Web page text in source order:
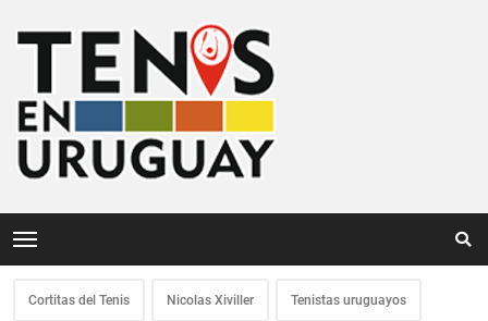
Cortitas del Tenis Nicolas Xiviller Tenistas uruguayos